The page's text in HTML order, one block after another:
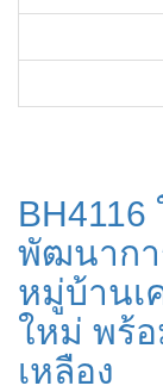
BH4116
พัฒนากา
หมู่บ้านเ
ใหม่ พร้
เหลือง